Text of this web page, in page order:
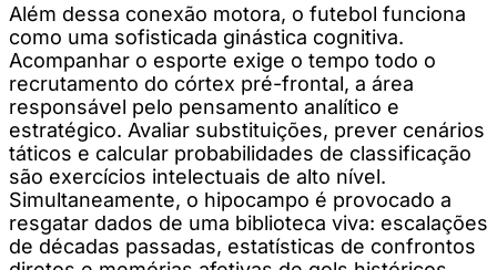
Além dessa conexão motora, o futebol funciona
como uma sofisticada ginástica cognitiva.
Acompanhar o esporte exige o tempo todo o
recrutamento do córtex pré-frontal, a área
responsável pelo pensamento analítico e
estratégico. Avaliar substituições, prever cenários
táticos e calcular probabilidades de classificação
são exercícios intelectuais de alto nível.
Simultaneamente, o hipocampo é provocado a
resgatar dados de uma biblioteca viva: escalações
de décadas passadas, estatísticas de confrontos